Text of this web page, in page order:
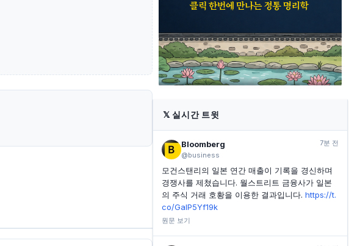
유가 추가 하락
이란-오만 대화로 미-이란 평화 협상 기대감 커지며 국
제 유가 하락
INVESTING.COM 2시간 전
AI 수요 견인에 따른 샌디스크, 분기 매출 호조 전망
𝕏 실시간 트윗
Bloomberg
@business
7분 전
모건스탠리의 일본 연간 매출이 기록을 경신하며
경쟁사를 제쳤습니다. 월스트리트 금융사가 일본
의 주식 거래 호황을 이용한 결과입니다. https://t.
co/GalP5Yf19k
원문 보기